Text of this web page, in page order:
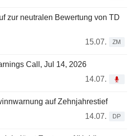
zur neutralen Bewertung von TD
15.07.
ZM
Call, Jul 14, 2026
14.07.
auf Zehnjahrestief
14.07.
DP